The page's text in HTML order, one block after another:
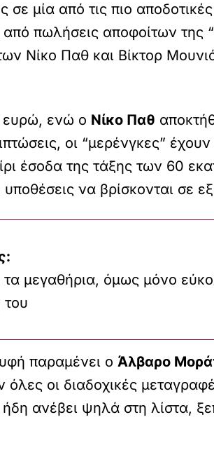
μία από τις πιο αποδοτικές
πωλήσεις αποφοίτων της
Νίκο Παθ και Βίκτορ
ευρώ, ενώ ο Νίκο Παθ
οι “μερένγκες”
έσοδα της τάξης των 60
να βρίσκονται σε
μεγαθήρια, όμως μόνο
του
παραμένει ο Άλβαρο
οι διαδοχικές
ανέβει ψηλά στη λίστα,